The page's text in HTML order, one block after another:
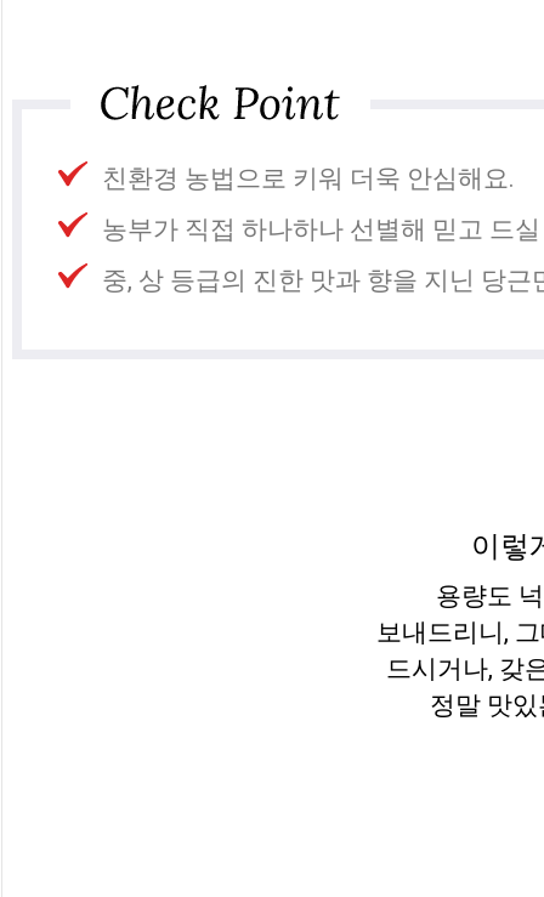
친환경 농법으로 키워 더욱 안심해요.
농부가 직접 하나하나 선별해 믿고 드
중, 상 등급의 진한 맛과 향을 지닌 당근
이렇
용량도
보내드리니,
드시거나, 갖
정말 맛